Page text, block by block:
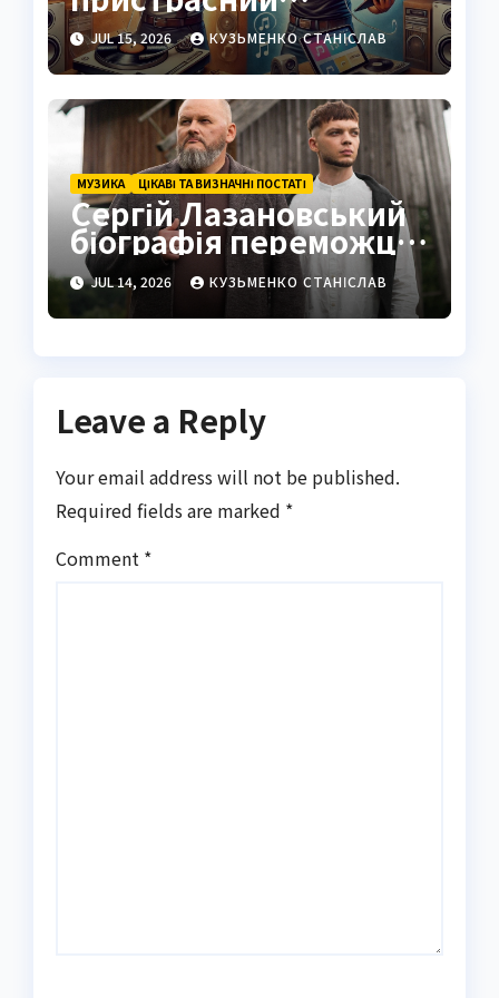
поціновувач музики:
від коренів до
сучасності
JUL 15, 2026 КУЗЬМЕНКО СТАНІСЛАВ
МУЗИКА ЦІКАВІ ТА ВИЗНАЧНІ ПОСТАТІ
Сергій Лазановський
біографія переможця
«Голосу країни» та
митця з карпатським
серцем
JUL 14, 2026 КУЗЬМЕНКО СТАНІСЛАВ
Leave a Reply
Your email address will not be published.
Required fields are marked *
Comment *